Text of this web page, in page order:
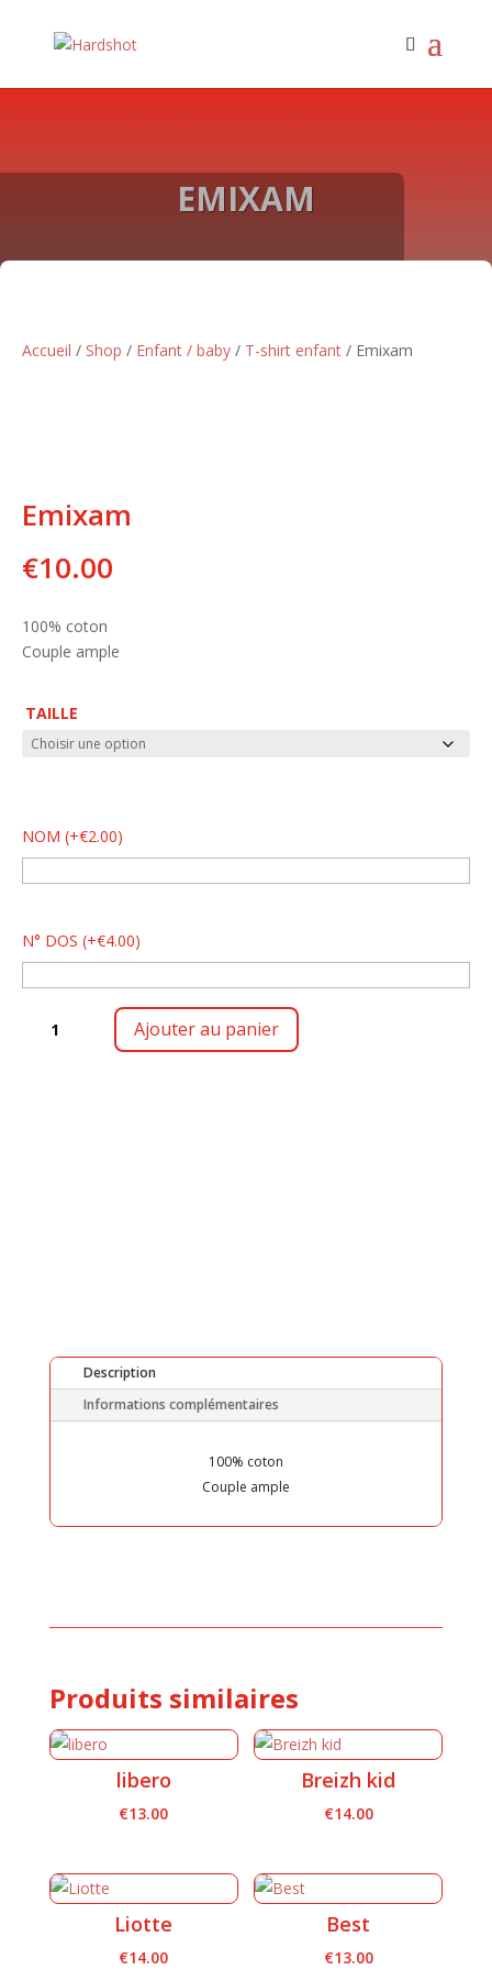
EMIXAM
Accueil / Shop / Enfant / baby / T-shirt enfant / Emixam
Emixam
€10.00
100% coton
Couple ample
TAILLE
NOM (+€2.00)
N° DOS (+€4.00)
Ajouter au panier
Description
Informations complémentaires
100% coton
Couple ample
Produits similaires
libero
€13.00
Breizh kid
€14.00
Liotte
€14.00
Best
€13.00